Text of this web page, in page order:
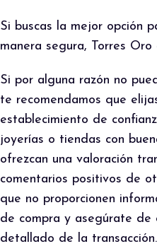
Si buscas la mejor opción
manera segura, Torres
Si por alguna razón no
te recomendamos que
establecimiento de
joyerías o tiendas con
ofrezcan una valoración
comentarios positivos de
que no proporcionen
de compra y asegúrate de
detallado de la transacción.